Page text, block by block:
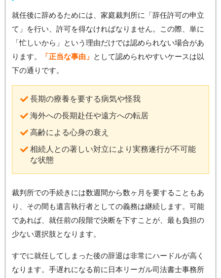
就任後に辞めるためには、家庭裁判所に「辞任許可の申立
て」を行い、許可を得なければなりません。この際、単に
「忙しいから」という理由だけでは認められない場合があ
ります。
「正当な事由」 として認められやすいケースは以
下の通りです。
長期の療養を要する病気や怪我
海外への長期赴任や遠方への転居
高齢による心身の衰え
相続人との著しい対立により実務遂行が不可能
な状態
裁判所での手続きには数週間から数ヶ月を要することもあ
り、その間も遺言執行者としての義務は継続します。可能
であれば、就任前の段階で決断を下すことが、最も負担の
少ない選択肢となります。
すでに就任してしまった後の辞退は非常にハードルが高く
なります。手遅れになる前に日本リーガル司法書士事務所